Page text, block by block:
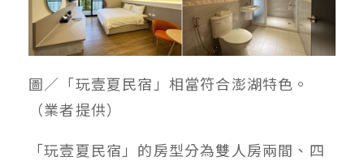
圖／「玩壹夏民宿」相當符合澎湖特色。
（業者提供）
「玩壹夏民宿」的房型分為雙人房兩間、四